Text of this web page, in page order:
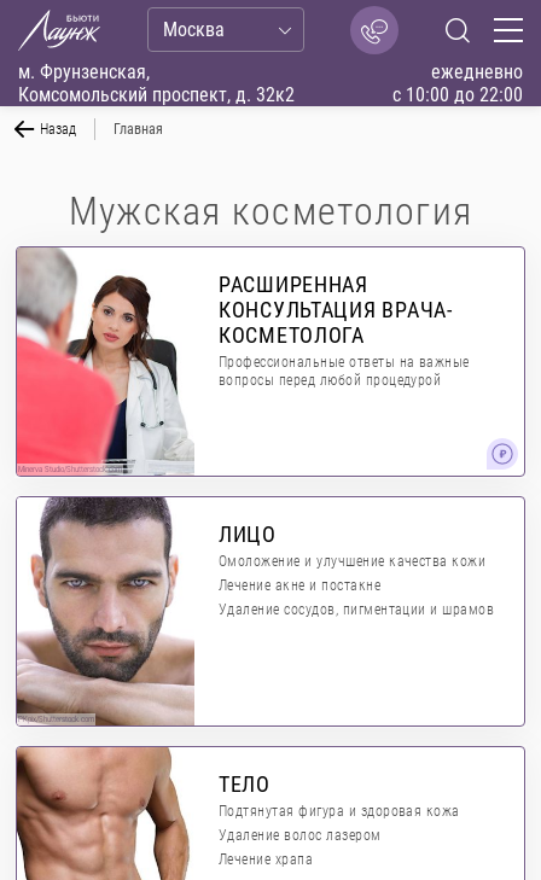
м. Фрунзенская,
Комсомольский проспект, д. 32к2
ежедневно
с 10:00 до 22:00
Москва
Назад Главная
Мужская косметология
Minerva Studio/Shutterstock.com
РАСШИРЕННАЯ
КОНСУЛЬТАЦИЯ ВРАЧА-
КОСМЕТОЛОГА
Профессиональные ответы на важные
вопросы перед любой процедурой
PKpix/Shutterstock.com
ЛИЦО
Омоложение и улучшение качества кожи
Лечение акне и постакне
Удаление сосудов, пигментации и шрамов
ТЕЛО
Подтянутая фигура и здоровая кожа
Удаление волос лазером
Лечение храпа